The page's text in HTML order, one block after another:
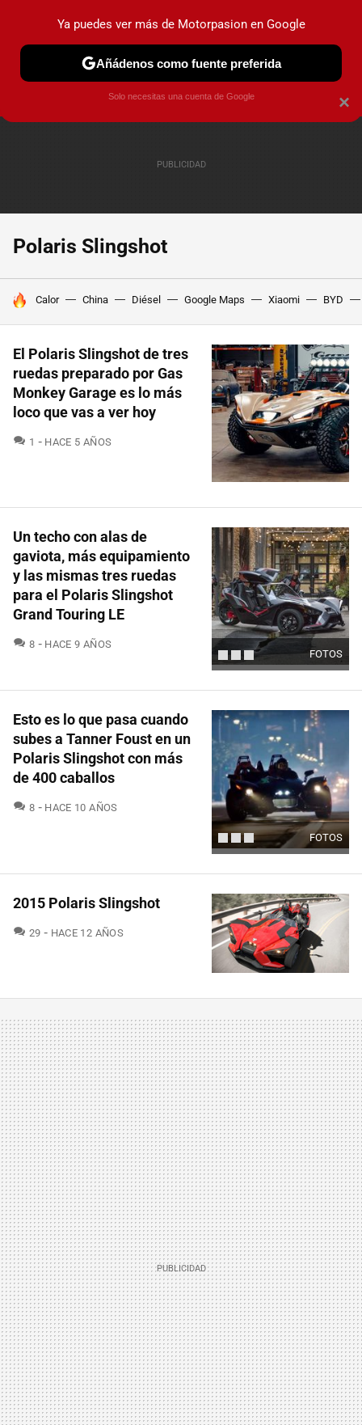
PRUEBAS COCHES ELÉCTRICOS OBSERVATORIO
Polaris Slingshot
HOY SE HABLA DE
Calor China Diésel Google Maps Xiaomi BYD
El Polaris Slingshot de tres
ruedas preparado por Gas
Monkey Garage es lo más
loco que vas a ver hoy
1 COMENTARIOS
HACE 5 AÑOS
FOTOS
Un techo con alas de
gaviota, más equipamiento
y las mismas tres ruedas
para el Polaris Slingshot
Grand Touring LE
8 COMENTARIOS
HACE 9 AÑOS
FOTOS
Esto es lo que pasa cuando
subes a Tanner Foust en un
Polaris Slingshot con más
de 400 caballos
8 COMENTARIOS
HACE 10 AÑOS
2015 Polaris Slingshot
29 COMENTARIOS
HACE 12 AÑOS
×
Ya puedes ver más de Motorpasion en Google
Añádenos como fuente preferida
Solo necesitas una cuenta de Google